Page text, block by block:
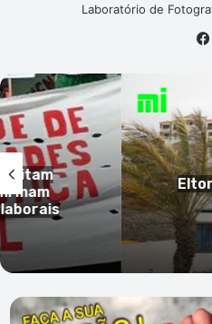
Laboratório de
Elton
Loja